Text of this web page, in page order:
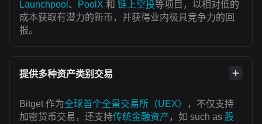
Launchpool 、 PoolX 和 链上空投等项目，以相对低的
成本获取有潜力的新币，并获得业内极具竞争力的回
报。
提供多种资产类别交易
Bitget 作为全球首个全景交易所（UEX）
，不仅支持
加密货币交易，还支持传统金融资产 ，如 such as 股